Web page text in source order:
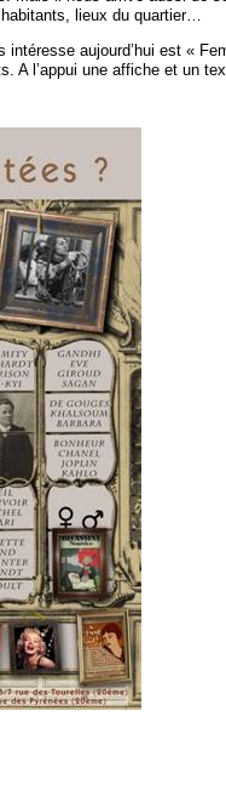
lieux du quartier…
aujourd’hui est «
A l’appui une affiche et un